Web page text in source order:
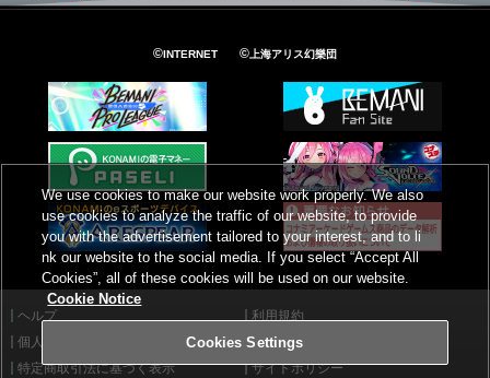
©INTERNET ©上海アリス幻樂団
ヘルプ
利用規約
個人情報等保護方針
外部送信について
特定商取引法に基づく表示
サイトポリシー
We use cookies to make our website work properly. We also
use cookies to analyze the traffic of our website, to provide
you with the advertisement tailored to your interest, and to li
nk our website to the social media. If you select “Accept All
Cookies”, all of these cookies will be used on our website.
Cookie Notice
Cookies Settings